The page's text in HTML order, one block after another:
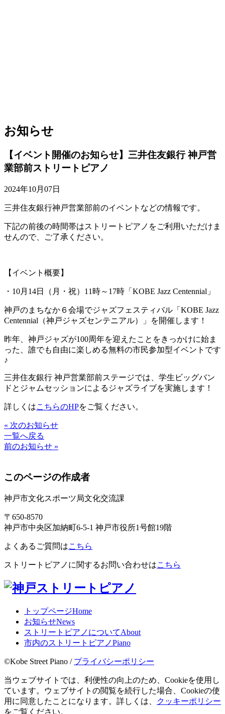
お知らせ
【イベント開催のお知らせ】三井住友銀行 神戸営
業部前ストリートピアノ
2024年10月07日
三井住友銀行神戸営業部前のイベントなどの情報です。
下記の前後の時間帯はストリートピアノをご利用いただけま
せんので、ご了承ください。
【イベント概要】
・10月14日（月・祝）11時～17時「KOBE Jazz Centennial」
神戸のまちなか６会場でジャズフェスティバル「KOBE Jazz
Centennial（神戸ジャズセンテニアル）」を開催します！
昨年、神戸ジャズが100周年を迎えたことをきっかけに始ま
った、誰でも自由に楽しめる無料の市民参加型イベントです
♪
三井住友銀行 神戸営業部前ステージでは、学生ビッグバン
ドとジャムセッションによるジャズライブを実施します！
詳しくはこちらのHPをご覧ください。
« 次のお知らせ
一覧へ戻る
前のお知らせ »
このページの作成者
神戸市文化スポーツ局文化交流課
〒650-8570
神戸市中央区加納町6-5-1 神戸市役所1号館19階
よくあるご質問はこちら
ストリートピアノに関するお問い合わせはこちら
トップページHome
お知らせNews
ストリートピアノについてAbout
市内のストリートピアノPiano
©Kobe Street Piano / プライバシーポリシー
当ウェブサイトでは、利便性の向上のため、Cookieを使用し
ています。ウェブサイトの閲覧を続行した場合、Cookieの使
用に同意したことになります。詳しくは、
クッキーポリシー
をご覧ください。